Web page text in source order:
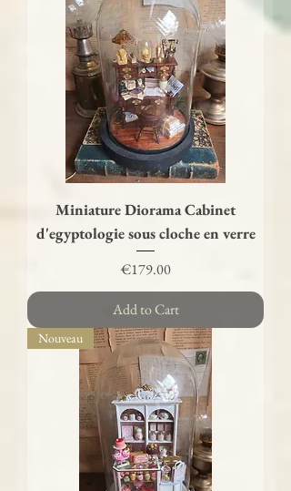
Miniature Diorama Cabinet
d'egyptologie sous cloche en verre
Price
€179.00
Add to Cart
Nouveau